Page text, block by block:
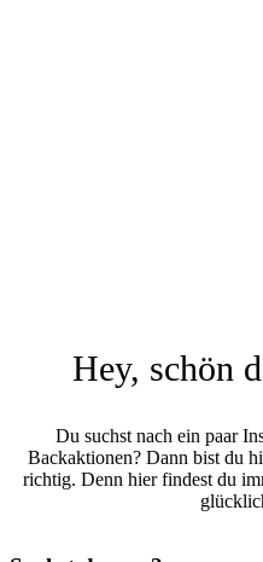
Hey, schön
Du suchst nach ein paar
Backaktionen? Dann bist du
richtig. Denn hier findest du